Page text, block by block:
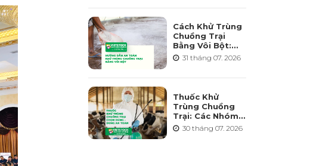
Cách Khử Trùng
Chuồng Trại
Bằng Vôi Bột:
Cách Rải, Thời
Điểm Và Những
31 tháng 07. 2026
Thuốc Khử
Trùng Chuồng
Trại: Các Nhóm
Hoạt Chất, Cách
Chọn Và Lưu Ý
30 tháng 07. 2026